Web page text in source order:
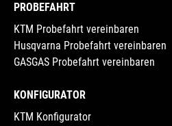
PROBEFAHRT
KTM Probefahrt vereinbaren
Husqvarna Probefahrt vereinbaren
GASGAS Probefahrt vereinbaren
KONFIGURATOR
KTM Konfigurator